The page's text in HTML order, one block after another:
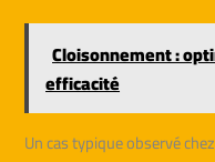
Cloisonnement :
efficacité
Un cas typique observé